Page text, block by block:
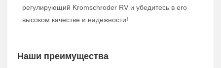
регулирующий Kromschroder RV и убедитесь в его
высоком качестве и надежности!
Наши преимущества